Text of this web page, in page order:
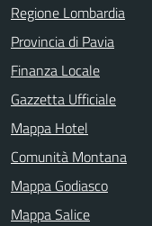
Regione Lombardia
Provincia di Pavia
Finanza Locale
Gazzetta Ufficiale
Mappa Hotel
Comunità Montana
Mappa Godiasco
Mappa Salice